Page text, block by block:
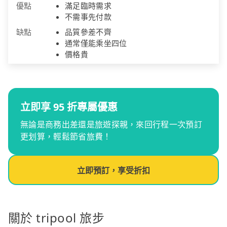
優點
滿足臨時需求
不需事先付款
缺點
品質參差不齊
通常僅能乘坐四位
價格貴
立即享 95 折專屬優惠
無論是商務出差還是旅遊探親，來回行程一次預訂
更划算，輕鬆節省旅費！
立即預訂，享受折扣
關於 tripool 旅步